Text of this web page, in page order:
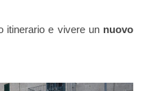
itinerario e vivere un nuovo